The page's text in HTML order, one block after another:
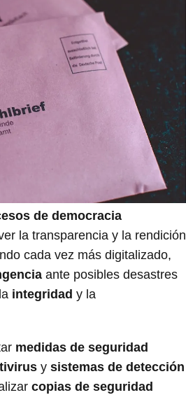
de democracia
la transparencia y la rendición
cada vez más digitalizado,
ante posibles desastres
integridad y la
medidas de seguridad
y sistemas de detección
copias de seguridad